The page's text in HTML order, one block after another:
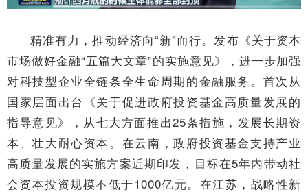
精准有力，推动经济向“新”而行。发布《关于资本
市场做好金融“五篇大文章”的实施意见》，进一步加强
对科技型企业全链条全生命周期的金融服务。首次从
国家层面出台《关于促进政府投资基金高质量发展的
指导意见》，从七大方面推出25条措施，发展长期资
本、壮大耐心资本。在云南，政府投资基金支持产业
高质量发展的实施方案近期印发，目标在5年内带动社
会资本投资规模不低于1000亿元。在江苏，战略性新